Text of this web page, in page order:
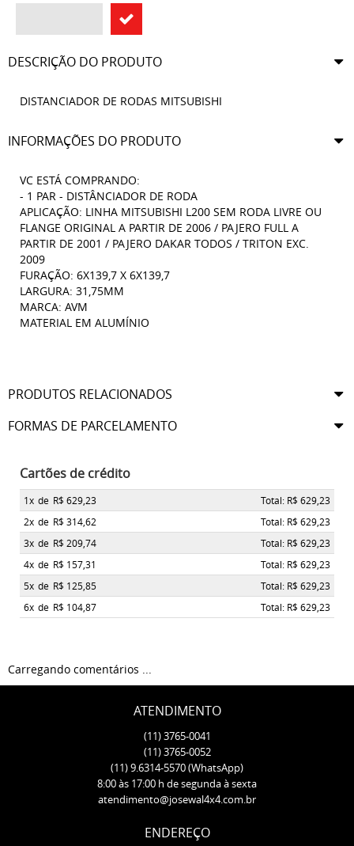
DESCRIÇÃO DO PRODUTO
DISTANCIADOR DE RODAS MITSUBISHI
INFORMAÇÕES DO PRODUTO
VC ESTÁ COMPRANDO:
- 1 PAR - DISTÂNCIADOR DE RODA
APLICAÇÃO: LINHA MITSUBISHI L200 SEM RODA LIVRE OU
FLANGE ORIGINAL A PARTIR DE 2006 / PAJERO FULL A
PARTIR DE 2001 / PAJERO DAKAR TODOS / TRITON EXC.
2009
FURAÇÃO: 6X139,7 X 6X139,7
LARGURA: 31,75MM
MARCA: AVM
MATERIAL EM ALUMÍNIO
PRODUTOS RELACIONADOS
FORMAS DE PARCELAMENTO
Cartões de crédito
1x de R$ 629,23
Total: R$ 629,23
2x de R$ 314,62
Total: R$ 629,23
3x de R$ 209,74
Total: R$ 629,23
4x de R$ 157,31
Total: R$ 629,23
5x de R$ 125,85
Total: R$ 629,23
6x de R$ 104,87 Total: R$ 629,23
Carregando comentários ...
ATENDIMENTO
(11)3765-0041
(11)3765-0052
(11)9.6314-5570(WhatsApp)
8:00 às 17:00 h de segunda à sexta
atendimento@josewal4x4.com.br
ENDEREÇO